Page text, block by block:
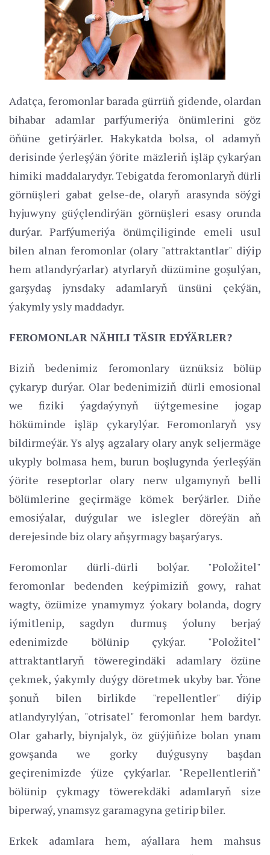
Adatça, feromonlar barada gürrüň gidende, olardan
bihabar adamlar parfýumeriýa önümlerini göz
öňüne getirýärler. Hakykatda bolsa, ol adamyň
derisinde ýerleşýän ýörite mäzleriň işläp çykarýan
himiki maddalarydyr. Tebigatda feromonlaryň dürli
görnüşleri gabat gelse-de, olaryň arasynda söýgi
hyjuwyny güýçlendirýän görnüşleri esasy orunda
durýar. Parfýumeriýa önümçiliginde emeli usul
bilen alnan feromonlar (olary "attraktantlar" diýip
hem atlandyrýarlar) atyrlaryň düzümine goşulýan,
garşydaş jynsdaky adamlaryň ünsüni çekýän,
ýakymly ysly maddadyr.
FEROMONLAR NÄHILI TÄSIR EDÝÄRLER?
Biziň bedenimiz feromonlary üznüksiz bölüp
çykaryp durýar. Olar bedenimiziň dürli emosional
we fiziki ýagdaýynyň üýtgemesine jogap
höküminde işläp çykarylýar. Feromonlaryň ysy
bildirmeýär. Ys alyş agzalary olary anyk seljermäge
ukyply bolmasa hem, burun boşlugynda ýerleşýän
ýörite reseptorlar olary nerw ulgamynyň belli
bölümlerine geçirmäge kömek berýärler. Diňe
emosiýalar, duýgular we islegler döreýän aň
derejesinde biz olary aňşyrmagy başarýarys.
Feromonlar dürli-dürli bolýar. "Položitel"
feromonlar bedenden keýpimiziň gowy, rahat
wagty, özümize ynamymyz ýokary bolanda, dogry
iýmitlenip, sagdyn durmuş ýoluny berjaý
edenimizde bölünip çykýar. "Položitel"
attraktantlaryň töweregindäki adamlary özüne
çekmek, ýakymly duýgy döretmek ukyby bar. Ýöne
şonuň bilen birlikde "repellentler" diýip
atlandyrylýan, "otrisatel" feromonlar hem bardyr.
Olar gaharly, biynjalyk, öz güýjüňize bolan ynam
gowşanda we gorky duýgusyny başdan
geçirenimizde ýüze çykýarlar. "Repellentleriň"
bölünip çykmagy töwerekdäki adamlaryň size
biperwaý, ynamsyz garamagyna getirip biler.
Erkek adamlara hem, aýallara hem mahsus